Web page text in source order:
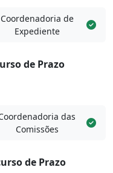
Coordenadoria de
Expediente
de Prazo
das
Comissões
de Prazo